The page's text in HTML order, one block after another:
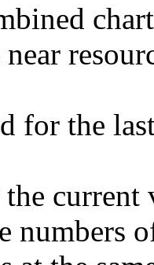
for the
numbers